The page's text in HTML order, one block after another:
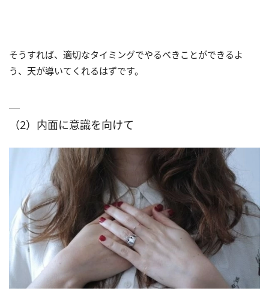
そうすれば、適切なタイミングでやるべきことができるよ
う、天が導いてくれるはずです。
（2）内面に意識を向けて